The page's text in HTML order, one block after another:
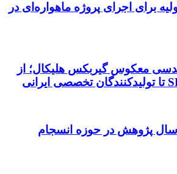
برای اجرای پروژه ماهواره‌ای در
معکوس گیربکس هلیکال؛ از
چالش‌های ۲۵ سال پژوهش در حوزه انسجام